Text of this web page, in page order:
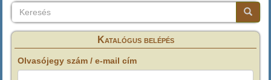
Keresés
Keresés
Katalógus belépés
Olvasójegy szám / e-mail cím